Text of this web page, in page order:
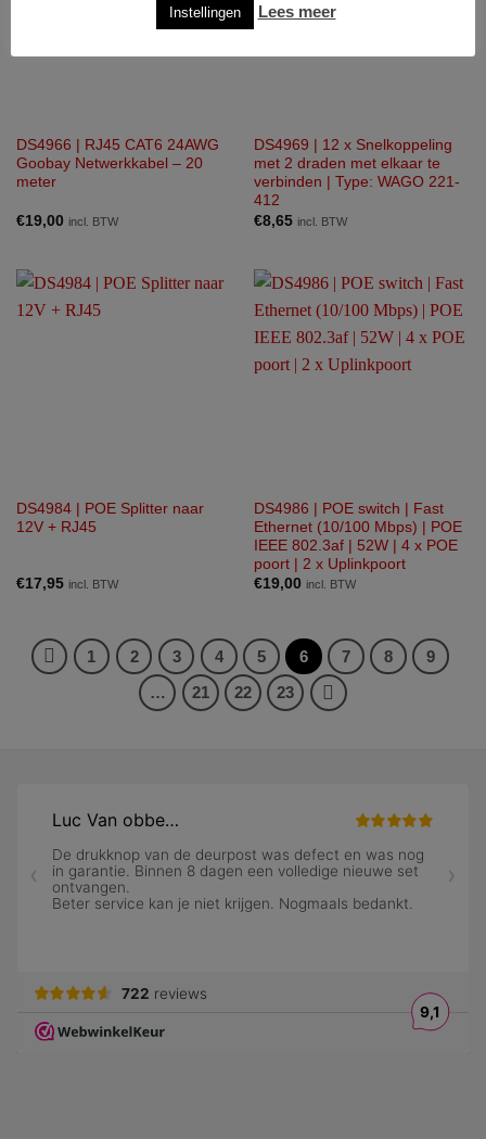
DS4966 | RJ45 CAT6 24AWG
Goobay Netwerkkabel – 20
meter
€19,00 incl. BTW
DS4969 | 12 x Snelkoppeling
met 2 draden met elkaar te
verbinden | Type: WAGO 221-
412
€8,65 incl. BTW
DS4984 | POE Splitter naar
12V + RJ45
€17,95 incl. BTW
DS4986 | POE switch | Fast
Ethernet (10/100 Mbps) | POE
IEEE 802.3af | 52W | 4 x POE
poort | 2 x Uplinkpoort
€19,00 incl. BTW
1 2 3 4 5 6 7 8
9
…
21 22 23
Instellingen Lees meer